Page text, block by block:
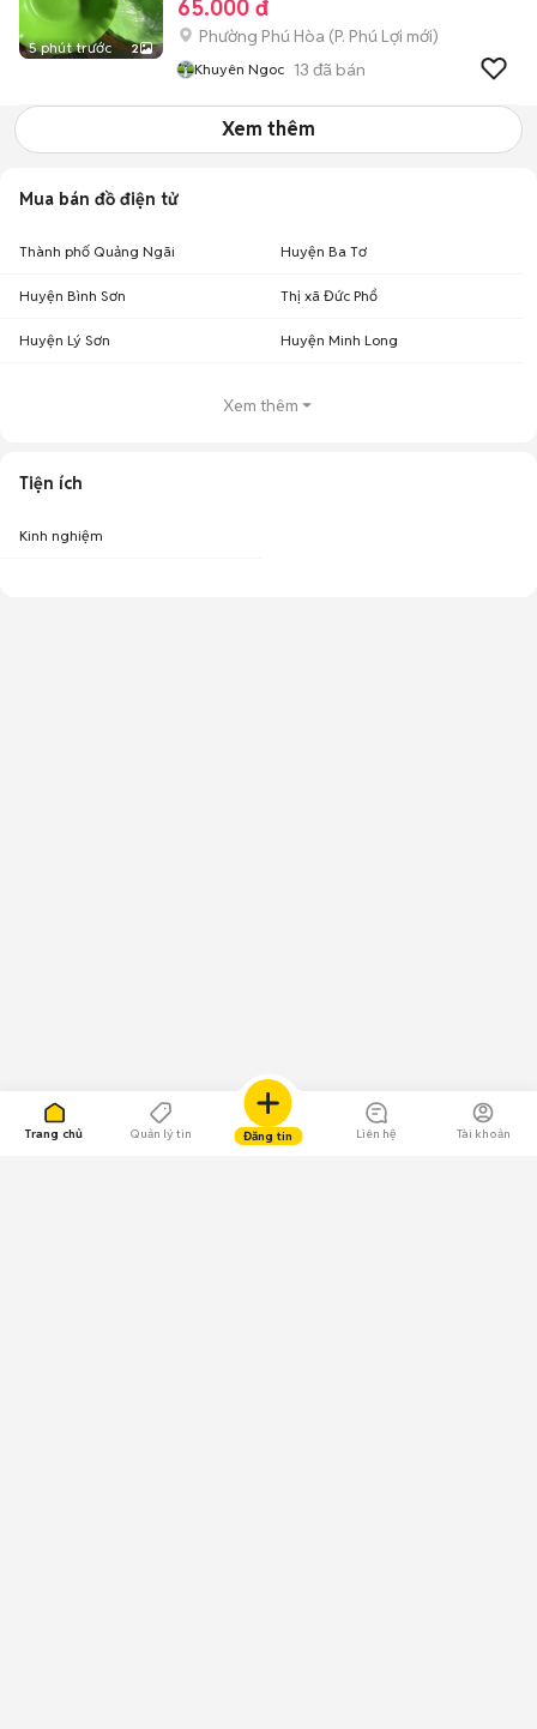
Trang chủ Quản lý tin Đăng tin Liên hệ Tài khoản
5 phút trước 2
65.000 đ
Phường Phú Hòa (P. Phú Lợi mới)
Khuyên Ngoc 13 đã bán
Xem thêm
Mua bán đồ điện tử
Thành phố Quảng Ngãi Huyện Ba Tơ
Huyện Bình Sơn Thị xã Đức Phổ
Huyện Lý Sơn Huyện Minh Long
Xem thêm
Tiện ích
Kinh nghiệm